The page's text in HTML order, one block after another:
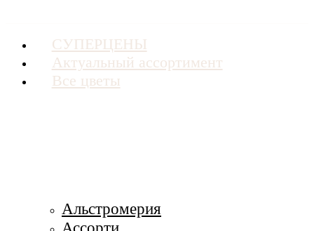
СУПЕРЦЕНЫ
Актуальный ассортимент
Все цветы
Альстромерия